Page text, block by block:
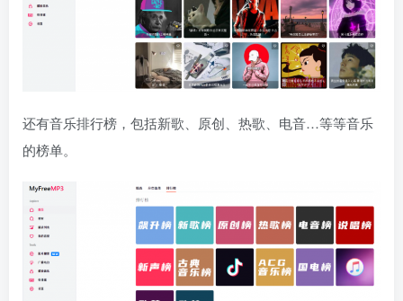
还有音乐排行榜，包括新歌、原创、热歌、电音…等等音乐
的榜单。